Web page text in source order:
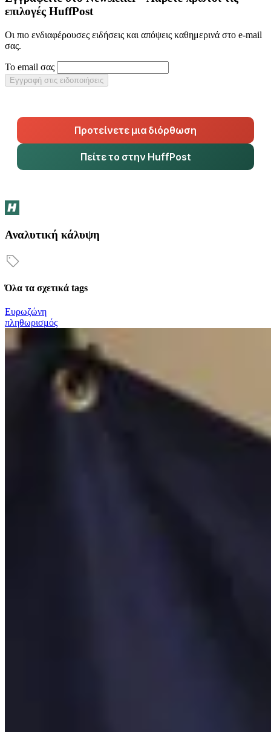
επιλογές HuffPost
Οι πιο ενδιαφέρουσες ειδήσεις και απόψεις καθημερινά στο e-mail
σας.
Το email σας
Εγγραφή στις ειδοποιήσεις
Προτείνετε μια διόρθωση
Πείτε το στην HuffPost
Αναλυτική κάλυψη
Όλα τα σχετικά tags
Ευρωζώνη
πληθωρισμός